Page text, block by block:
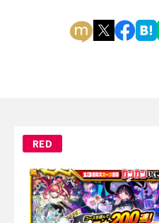
RED